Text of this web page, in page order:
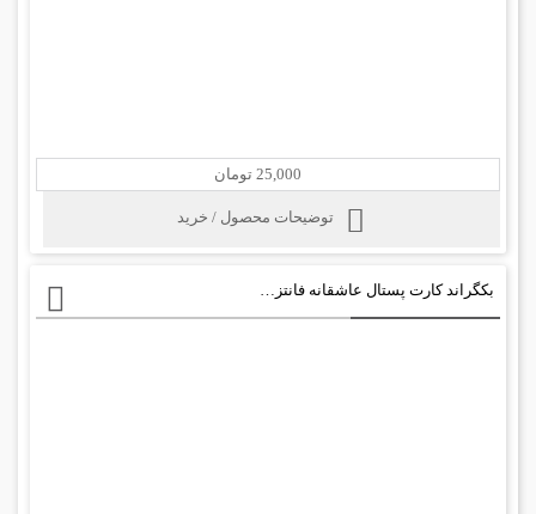
25,000 تومان
توضیحات محصول / خرید